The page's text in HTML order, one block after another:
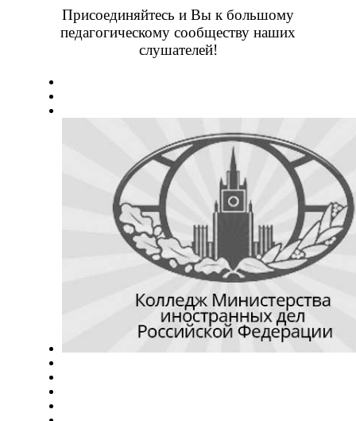
Присоединяйтесь и Вы к большому
педагогическому сообществу наших
слушателей!